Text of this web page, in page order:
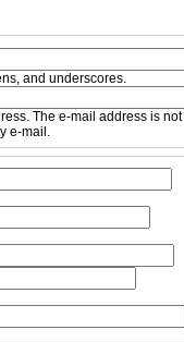
and underscores.
The e-mail address is
e-mail.